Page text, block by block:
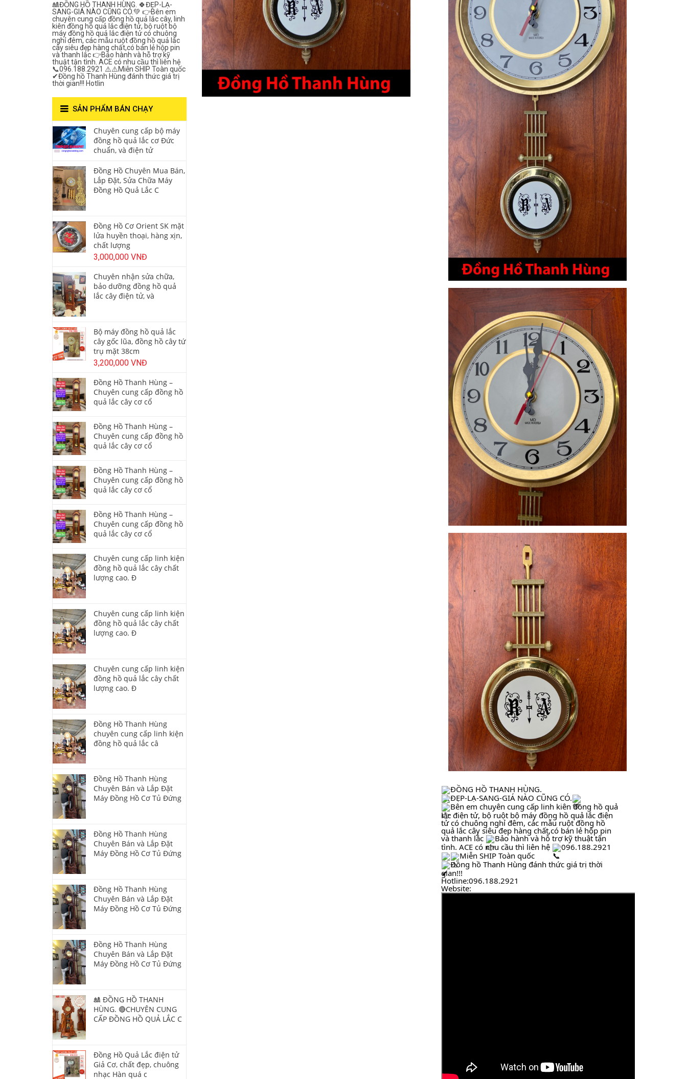
ĐỒNG HỒ THANH HÙNG.
ĐẸP-LẠ-SANG-GIÁ NÀO CŨNG CÓ.
Bên em chuyên cung cấp linh kiên đồng hồ quả
lắc điện tử, bộ ruột bộ máy đồng hồ quả lắc điện
tử có chuông nghỉ đêm, các mẫu ruột đồng hồ
quả lắc cây siêu đẹp hàng chất,có bán lẻ hộp pin
và thanh lắc
Bảo hành và hỗ trợ kỹ thuật tận
tình. ACE có nhu cầu thì liên hệ
096.188.2921
Miễn
Đồng hồ Thanh Hùng đánh thức giá trị thời
gian!!!
Hotline:096.188.2921
Website:
🎎ĐỒNG HỒ THANH HÙNG. 🍀ĐẸP-LẠ-
SANG-GIÁ NÀO CŨNG CÓ.💚 👉Bên em
chuyên cung cấp đồng hồ quả lắc cây, linh
kiên đồng hồ quả lắc điện tử, bộ ruột bộ
máy đồng hồ quả lắc điện tử có chuông
nghỉ đêm, các mẫu ruột đồng hồ quả lắc
cây siêu đẹp hàng chất,có bán lẻ hộp pin
và thanh lắc 👉Bảo hành và hỗ trợ kỹ
thuật tận tình. ACE có nhu cầu thì liên hệ
📞096.188.2921 ⚠️⚠️Miễn SHIP Toàn quốc
✔Đồng hồ Thanh Hùng đánh thức giá trị
thời gian!!! Hotlin
SẢN PHẨM BÁN CHẠY
Chuyên cung cấp bộ máy
đồng hồ quả lắc cơ Đức
chuẩn, và điện tử
Đồng Hồ Chuyên Mua Bán,
Lắp Đặt, Sửa Chữa Máy
Đồng Hồ Quả Lắc C
Đồng Hồ Cơ Orient SK mặt
lửa huyền thoại, hàng xịn,
chất lượng
3,000,000 VNĐ
Chuyên nhận sửa chữa,
bảo dưỡng đồng hồ quả
lắc cây điện tử, và
Bộ máy đồng hồ quả lắc
cây gốc lũa, đồng hồ cây tứ
trụ mặt 38cm
3,200,000 VNĐ
Đồng Hồ Thanh Hùng –
Chuyên cung cấp đồng hồ
quả lắc cây cơ cổ
Đồng Hồ Thanh Hùng –
Chuyên cung cấp đồng hồ
quả lắc cây cơ cổ
Đồng Hồ Thanh Hùng –
Chuyên cung cấp đồng hồ
quả lắc cây cơ cổ
Đồng Hồ Thanh Hùng –
Chuyên cung cấp đồng hồ
quả lắc cây cơ cổ
Chuyên cung cấp linh kiện
đồng hồ quả lắc cây chất
lượng cao. Đ
Chuyên cung cấp linh kiện
đồng hồ quả lắc cây chất
lượng cao. Đ
Chuyên cung cấp linh kiện
đồng hồ quả lắc cây chất
lượng cao. Đ
Đồng Hồ Thanh Hùng
chuyên cung cấp linh kiện
đồng hồ quả lắc câ
Đồng Hồ Thanh Hùng
Chuyên Bán và Lắp Đặt
Máy Đồng Hồ Cơ Tủ Đứng
Đồng Hồ Thanh Hùng
Chuyên Bán và Lắp Đặt
Máy Đồng Hồ Cơ Tủ Đứng
Đồng Hồ Thanh Hùng
Chuyên Bán và Lắp Đặt
Máy Đồng Hồ Cơ Tủ Đứng
Đồng Hồ Thanh Hùng
Chuyên Bán và Lắp Đặt
Máy Đồng Hồ Cơ Tủ Đứng
🎎 ĐỒNG HỒ THANH
HÙNG. 🔴CHUYÊN CUNG
CẤP ĐỒNG HỒ QUẢ LẮC C
Đồng Hồ Quả Lắc điện tử
Giả Cơ, chất đẹp, chuông
nhạc Hàn quá c